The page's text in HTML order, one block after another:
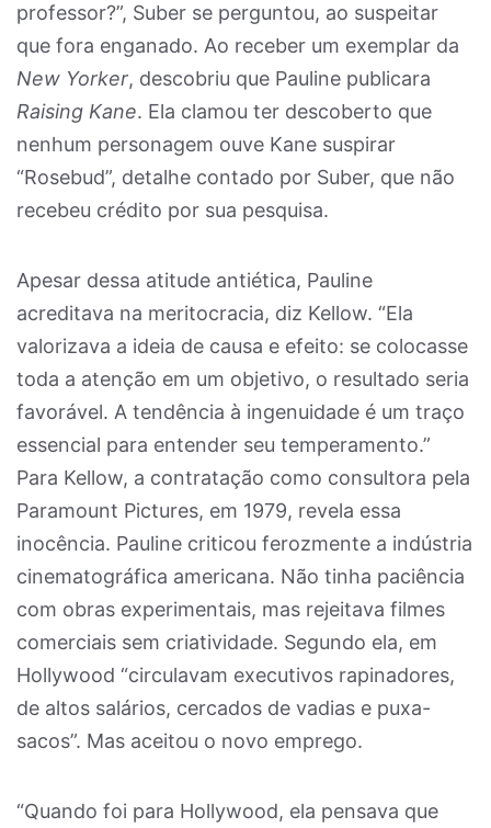
professor?”, Suber se perguntou, ao suspeitar
que fora enganado. Ao receber um exemplar da
New Yorker, descobriu que Pauline publicara
Raising Kane. Ela clamou ter descoberto que
nenhum personagem ouve Kane suspirar
“Rosebud”, detalhe contado por Suber, que não
recebeu crédito por sua pesquisa.
Apesar dessa atitude antiética, Pauline
acreditava na meritocracia, diz Kellow. “Ela
valorizava a ideia de causa e efeito: se colocasse
toda a atenção em um objetivo, o resultado seria
favorável. A tendência à ingenuidade é um traço
essencial para entender seu temperamento.”
Para Kellow, a contratação como consultora pela
Paramount Pictures, em 1979, revela essa
inocência. Pauline criticou ferozmente a indústria
cinematográfica americana. Não tinha paciência
com obras experimentais, mas rejeitava filmes
comerciais sem criatividade. Segundo ela, em
Hollywood “circulavam executivos rapinadores,
de altos salários, cercados de vadias e puxa-
sacos”. Mas aceitou o novo emprego.
“Quando foi para Hollywood, ela pensava que